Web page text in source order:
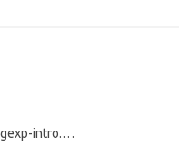
intro.…